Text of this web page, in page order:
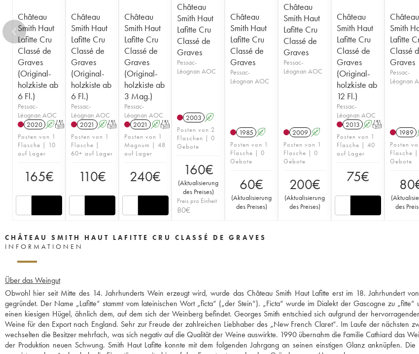
Château
Smith Haut
Lafitte Cru
Classé de
Graves
(Original-
holzkiste ab
6 Fl.)
Pessac-
Léognan AOC
2020 AT
Posten von 1
Flasche | 10
auf Lager
165€
Château
Smith Haut
Lafitte Cru
Classé de
Graves
(Original-
holzkiste ab
6 Fl.)
Pessac-
Léognan AOC
2021 AT
Posten von 1
Flasche |
60+ auf Lager
110€
Château
Smith Haut
Lafitte Cru
Classé de
Graves
(Original-
holzkiste ab
3 Mag.)
Pessac-
Léognan AOC
2021 AT
Posten von 1
Magnum | 48
auf Lager
240€
Château
Smith Haut
Lafitte Cru
Classé de
Graves
Pessac-
Léognan AOC
2003 A
Posten von 2
Flaschen | 0
Gebote
160€
(Aktualisierung
des Preises)
Preis pro Einheit
80€
Château
Smith Haut
Lafitte Cru
Classé de
Graves
Pessac-
Léognan AOC
1985 A
Posten von 1
Flasche | 0
Gebote
60€
(Aktualisierung
des Preises)
Château
Smith Haut
Lafitte Cru
Classé de
Graves
Pessac-
Léognan AOC
2009 A
Posten von 1
Flasche | 0
Gebote
200€
(Aktualisierung
des Preises)
Château
Smith Haut
Lafitte Cru
Classé de
Graves
(Original-
holzkiste ab
12 Fl.)
Pessac-
Léognan AOC
2013 AT
Posten von 1
Flasche | 40
auf Lager
75€
Château
Smith
Lafitte
Classé
Graves
Pessac-
Léognan
1989
Posten
Flasche
Gebote
80
(
des
CHÂTEAU SMITH HAUT LAFITTE CRU CLASSÉ DE GRAVES
INFORMATIONEN
Über das Weingut
Obwohl hier seit Mitte des 14. Jahrhunderts Wein erzeugt wird, wurde das Château Smith Haut Lafitte erst im 18. Jahrhundert
gegründet. Der Name „Lafitte“ stammt vom lateinischen Wort „ficta“ („der Stein“). „Ficta“ wurde im Dialekt der Gascogne zu „fitte“
einen kiesigen Hügel, ähnlich dem, auf dem sich der Weinberg befindet. Georges Smith entschied sich aufgrund der
Weine für den Export nach England. Sehr zur Freude der zahlreichen Liebhaber des „New French Claret“. Im Laufe der nächsten
wechselten die Besitzer mehrfach, was sich negativ auf die Qualität der Weine auswirkte. 1990 übernahm die Familie Cathiard das
der Produktion neuen Schwung. Smith Haut Lafitte konnte mit dem folgenden Jahrgang an seinen einstigen Glanz anknüpfen. Die